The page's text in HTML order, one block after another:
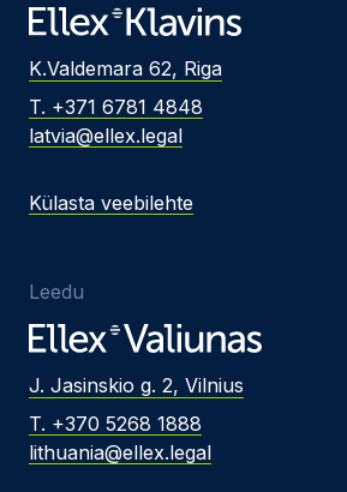
K.Valdemara 62, Riga
T. +371 6781 4848
latvia@ellex.legal
Külasta veebilehte
Leedu
J. Jasinskio g. 2, Vilnius
T. +370 5268 1888
lithuania@ellex.legal